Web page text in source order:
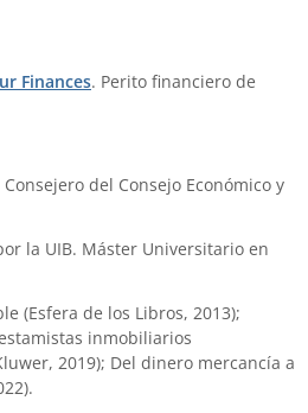
Finances. Perito financiero de
del Consejo Económico y
la UIB. Máster Universitario en
(Esfera de los Libros, 2013);
inmobiliarios
2019); Del dinero mercancía a